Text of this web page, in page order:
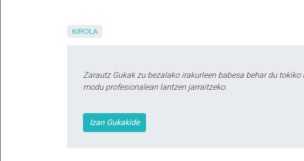
KIROLA
Zarautz Gukak zu bezalako irakurleen babesa behar du
modu profesionalean lantzen jarraitzeko.
Izan Gukakide